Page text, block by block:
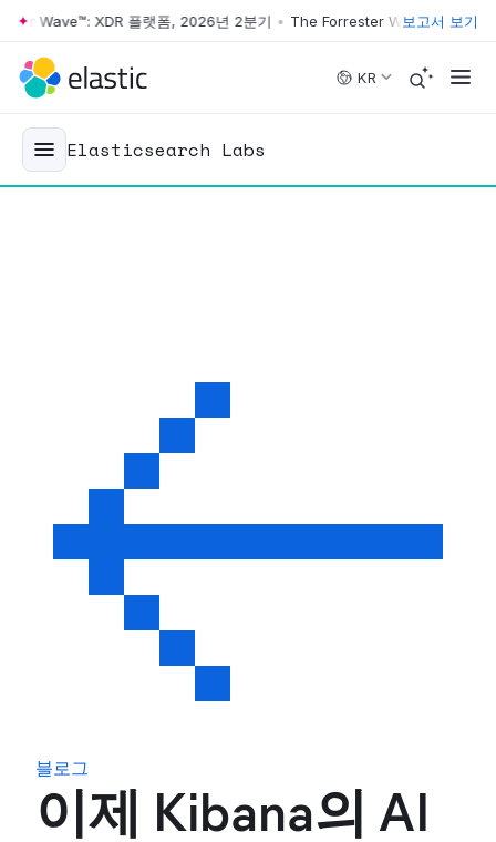
Skip to main content
XDR 플랫폼, 2026년 2분기 • The Forrester Wave™: XDR 플랫폼
보고서 보기
KR
Elasticsearch Labs
블로그
이제 Kibana의 AI